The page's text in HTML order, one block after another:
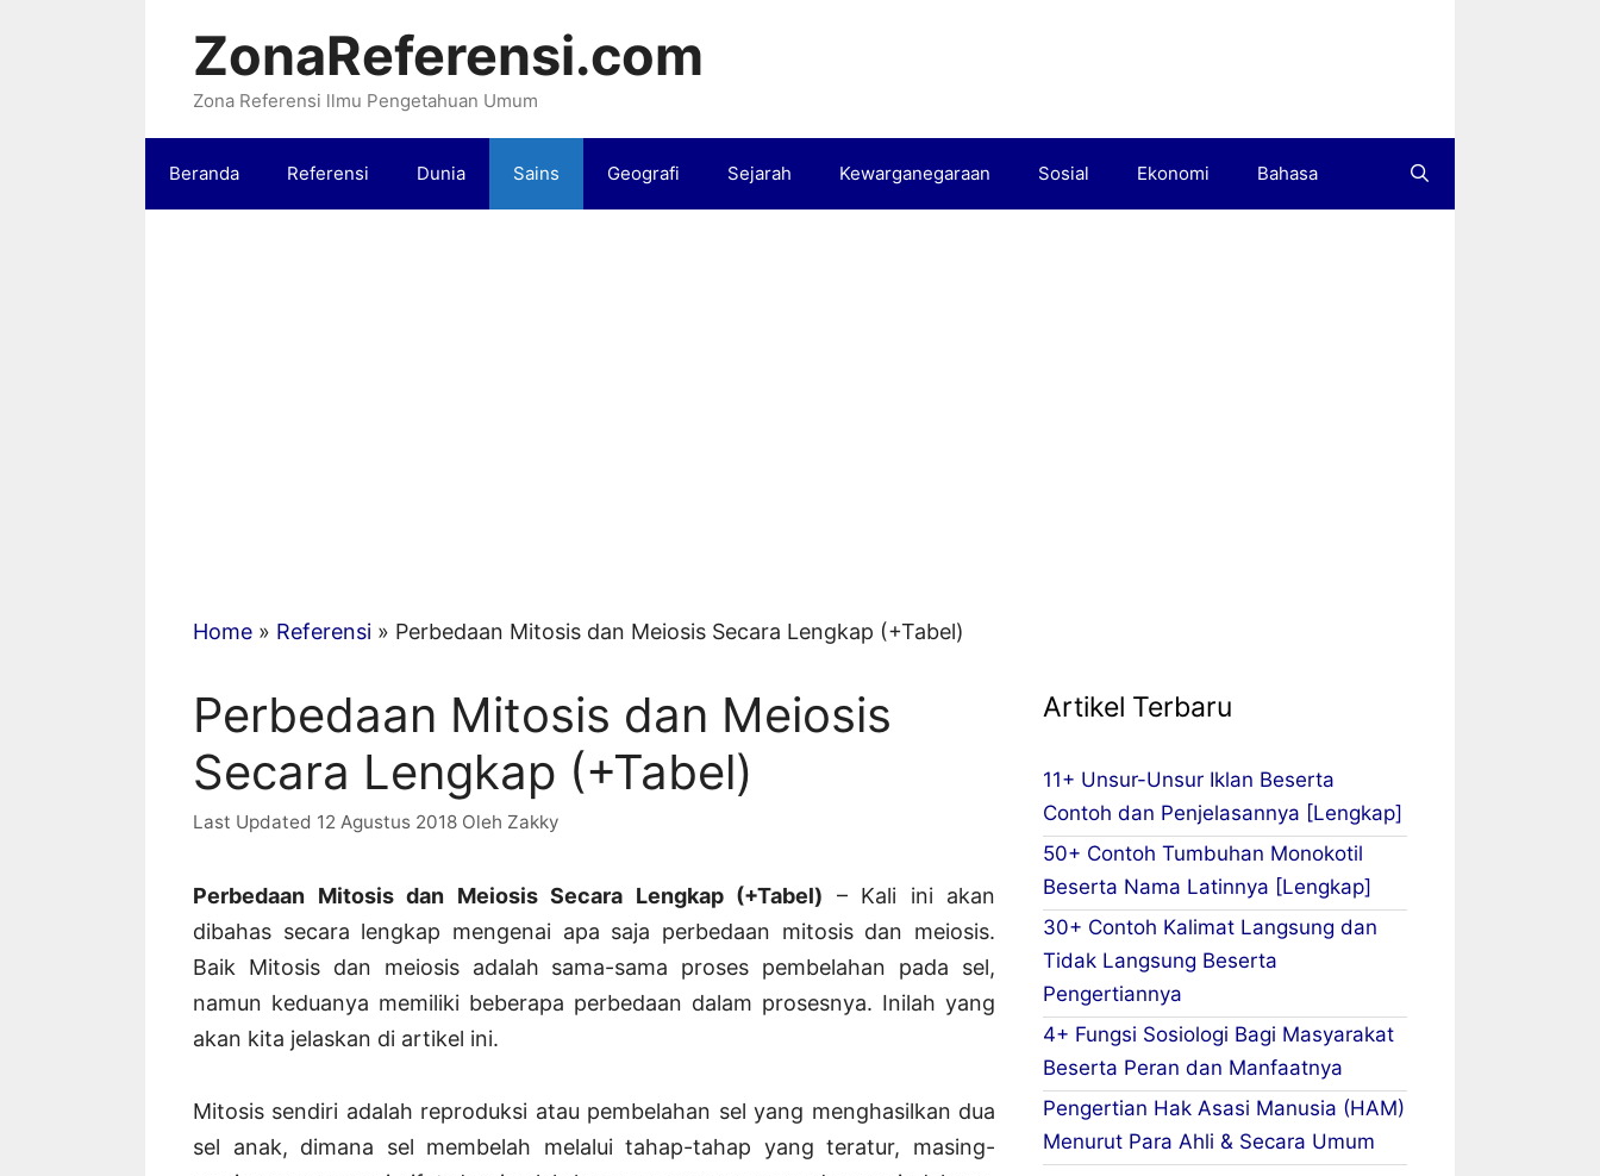
ZonaReferensi.com
Zona Referensi llmu Pengetahuan Umum
Beranda Referensi Dunia Sains Geografi Sejarah Kewarganegaraan Sosial Ekonomi Bahasa
Home » Referensi » Perbedaan Mitosis dan Meiosis Secara Lengkap (+Tabel)
Perbedaan Mitosis dan Meiosis
Secara Lengkap (+Tabel)
12 Agustus 2018 Oleh Zakky
Perbedaan Mitosis dan Meiosis Secara Lengkap (+Tabel) – Kali ini akan
dibahas secara lengkap mengenai apa saja perbedaan mitosis dan meiosis.
Baik Mitosis dan meiosis adalah sama-sama proses pembelahan pada sel,
namun keduanya memiliki beberapa perbedaan dalam prosesnya. Inilah yang
akan kita jelaskan di artikel ini.
Mitosis sendiri adalah reproduksi atau pembelahan sel yang menghasilkan dua
sel anak, dimana sel membelah melalui tahap-tahap yang teratur, masing-
Artikel Terbaru
11+ Unsur-Unsur Iklan Beserta
Contoh dan Penjelasannya [Lengkap]
50+ Contoh Tumbuhan Monokotil
Beserta Nama Latinnya [Lengkap]
30+ Contoh Kalimat Langsung dan
Tidak Langsung Beserta
Pengertiannya
4+ Fungsi Sosiologi Bagi Masyarakat
Beserta Peran dan Manfaatnya
Pengertian Hak Asasi Manusia (HAM)
Menurut Para Ahli & Secara Umum